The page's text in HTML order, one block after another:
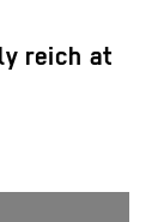
reich at